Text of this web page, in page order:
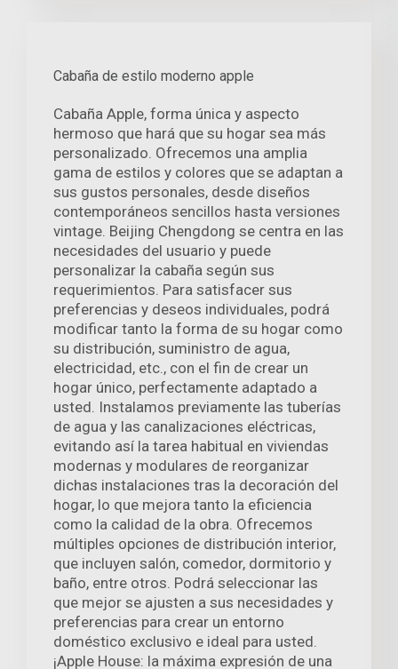
Cabaña de estilo moderno apple
Cabaña Apple, forma única y aspecto
hermoso que hará que su hogar sea más
personalizado. Ofrecemos una amplia
gama de estilos y colores que se adaptan a
sus gustos personales, desde diseños
contemporáneos sencillos hasta versiones
vintage. Beijing Chengdong se centra en las
necesidades del usuario y puede
personalizar la cabaña según sus
requerimientos. Para satisfacer sus
preferencias y deseos individuales, podrá
modificar tanto la forma de su hogar como
su distribución, suministro de agua,
electricidad, etc., con el fin de crear un
hogar único, perfectamente adaptado a
usted. Instalamos previamente las tuberías
de agua y las canalizaciones eléctricas,
evitando así la tarea habitual en viviendas
modernas y modulares de reorganizar
dichas instalaciones tras la decoración del
hogar, lo que mejora tanto la eficiencia
como la calidad de la obra. Ofrecemos
múltiples opciones de distribución interior,
que incluyen salón, comedor, dormitorio y
baño, entre otros. Podrá seleccionar las
que mejor se ajusten a sus necesidades y
preferencias para crear un entorno
doméstico exclusivo e ideal para usted.
¡Apple House: la máxima expresión de una